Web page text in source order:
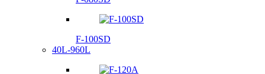
F-100SD
40L-960L